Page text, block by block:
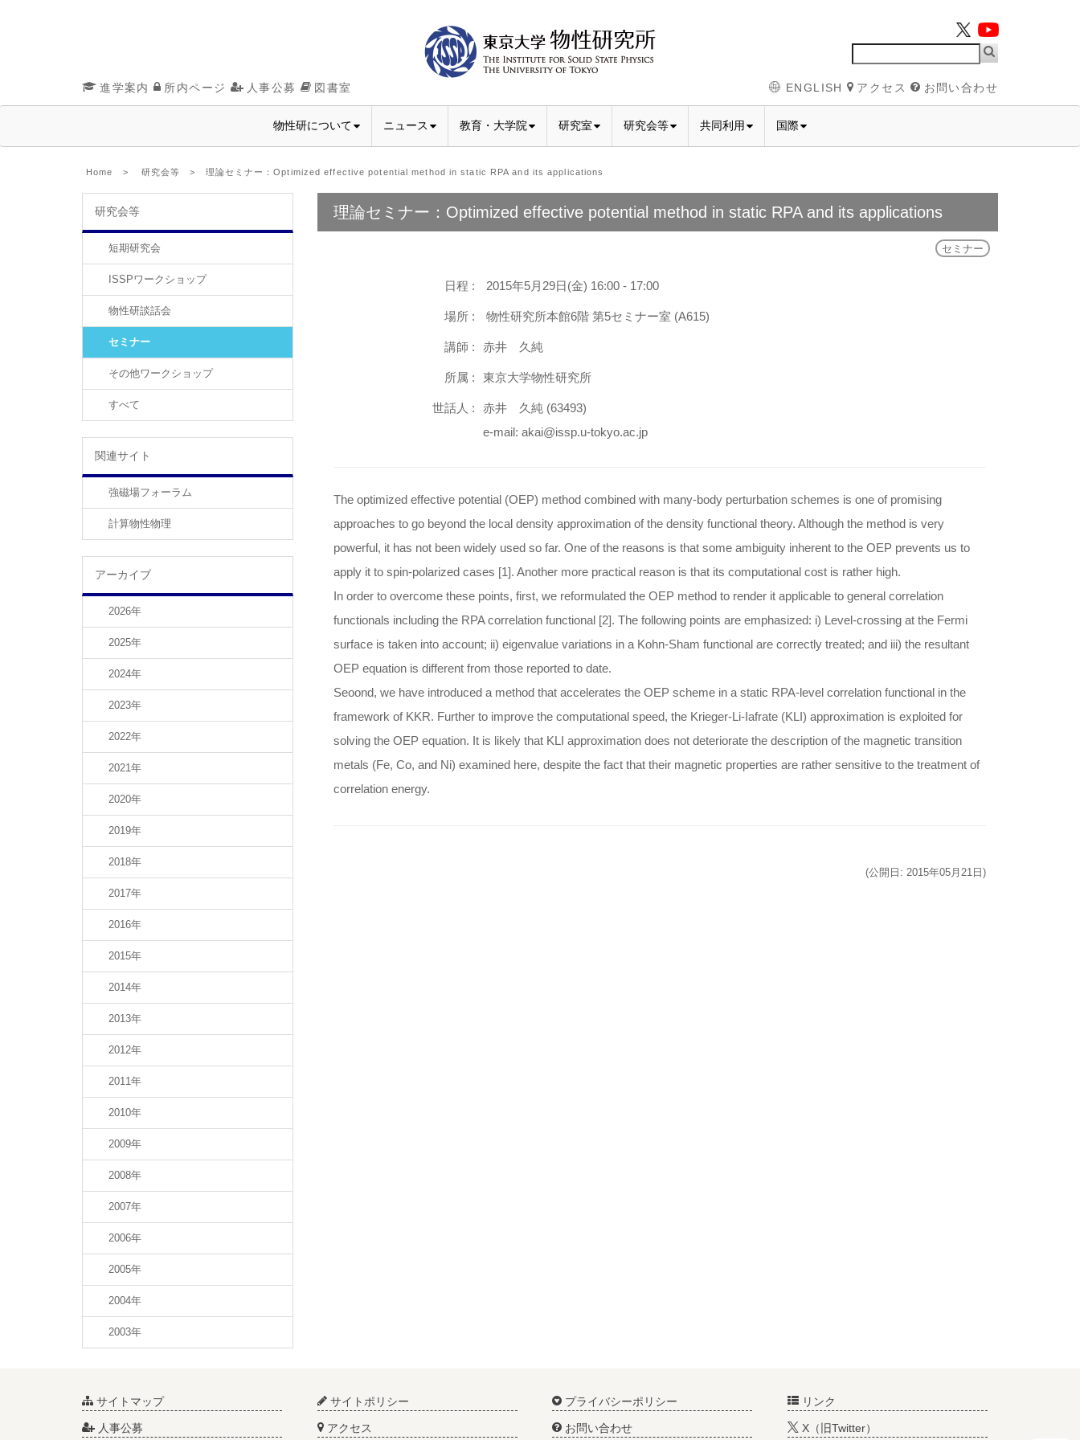
進学案内 所内ページ 人事公募 図書室 ENGLISH アクセス お問い合わせ
物性研について ニュース 教育・大学院 研究室 研究会等 共同利用 国際
Home > 研究会等 > 理論セミナー：Optimized effective potential method in static RPA and its applications
研究会等
短期研究会
ISSPワークショップ
物性研談話会
セミナー
その他ワークショップ
すべて
関連サイト
強磁場フォーラム
計算物性物理
アーカイブ
2026年
2025年
2024年
2023年
2022年
2021年
2020年
2019年
2018年
2017年
2016年
2015年
2014年
2013年
2012年
2011年
2010年
2009年
2008年
2007年
2006年
2005年
2004年
2003年
理論セミナー：Optimized effective potential method in static RPA and its applications
セミナー
日程 : 2015年5月29日(金) 16:00 - 17:00
場所 : 物性研究所本館6階 第5セミナー室 (A615)
講師 : 赤井 久純
所属 : 東京大学物性研究所
世話人 :
赤井 久純 (63493)
e-mail: akai@issp.u-tokyo.ac.jp
The optimized effective potential (OEP) method combined with many-body perturbation schemes is one of promising
approaches to go beyond the local density approximation of the density functional theory. Although the method is very
powerful, it has not been widely used so far. One of the reasons is that some ambiguity inherent to the OEP prevents us to
apply it to spin-polarized cases [1]. Another more practical reason is that its computational cost is rather high.
In order to overcome these points, first, we reformulated the OEP method to render it applicable to general correlation
functionals including the RPA correlation functional [2]. The following points are emphasized: i) Level-crossing at the Fermi
surface is taken into account; ii) eigenvalue variations in a Kohn-Sham functional are correctly treated; and iii) the resultant
OEP equation is different from those reported to date.
Seoond, we have introduced a method that accelerates the OEP scheme in a static RPA-level correlation functional in the
framework of KKR. Further to improve the computational speed, the Krieger-Li-Iafrate (KLI) approximation is exploited for
solving the OEP equation. It is likely that KLI approximation does not deteriorate the description of the magnetic transition
metals (Fe, Co, and Ni) examined here, despite the fact that their magnetic properties are rather sensitive to the treatment of
correlation energy.
(公開日: 2015年05月21日)
サイトマップ サイトポリシー プライバシーポリシー リンク
人事公募 アクセス お問い合わせ X（旧Twitter）